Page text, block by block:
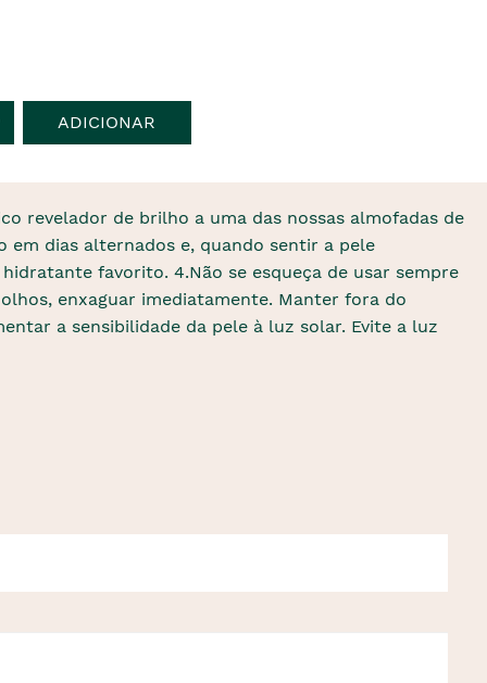
ADICIONAR
revelador de brilho a uma das nossas almofadas de
em dias alternados e, quando sentir a pele
favorito. 4.Não se esqueça de usar sempre
enxaguar imediatamente. Manter fora do
a sensibilidade da pele à luz solar. Evite a luz